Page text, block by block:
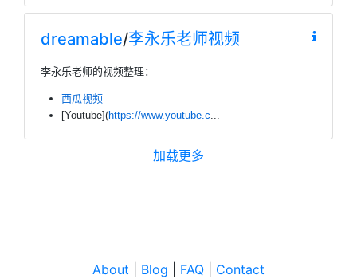
dreamable/李永乐老师视频
李永乐老师的视频整理：
西瓜视频
[Youtube](https://www.youtube.c
加载更多
About Blog FAQ Contact